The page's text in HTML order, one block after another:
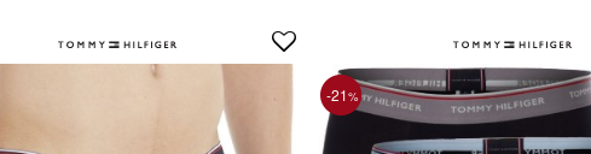
-21%